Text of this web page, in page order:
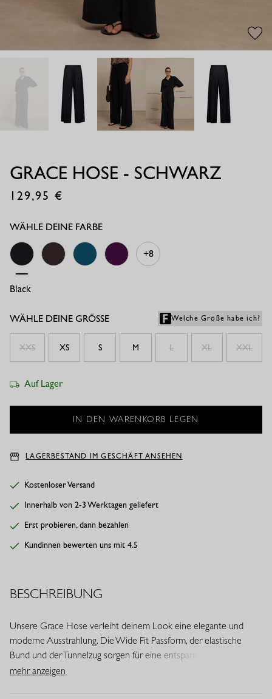
GRACE HOSE - SCHWARZ
129,95
WÄHLE DEINE FARBE
BlackEspresso/kit
+8
WÄHLE DEINE GRÖSSE Welche Größe habe ich?
XXS XS S M L XL XXL
Auf Lager
LAGERBESTAND IM GESCHÄFT ANSEHEN
Kostenloser Versand
Innerhalb von 2-3 Werktagen geliefert
Erst probieren, dann bezahlen
Kundinnen bewerten uns mit 4.5
BESCHREIBUNG
Unsere Grace Hose verleiht deinem Look eine elegante und
moderne Ausstrahlung. Die Wide Fit Passform, der elastische
Bund und der Tunnelzug sorgen für eine entspannte Silhouette
mit femininer Note. In der Farbe Schwarz bildet diese Hose eine
mehr anzeigen